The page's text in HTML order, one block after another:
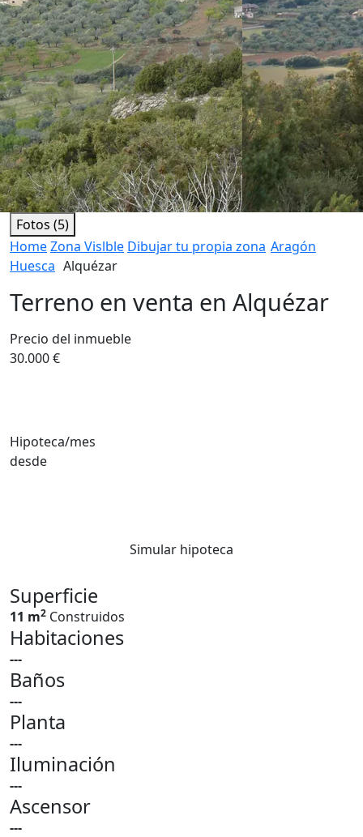
Fotos (5)
HomeZona Vislble Dibujar tu propia zona Aragón
Huesca Alquézar
Terreno en venta en Alquézar
Precio del inmueble
30.000 €
Hipoteca/mes
desde
Simular hipoteca
Superficie
11 m2 Construidos
Habitaciones
---
Baños
---
Planta
---
Iluminación
---
Ascensor
---